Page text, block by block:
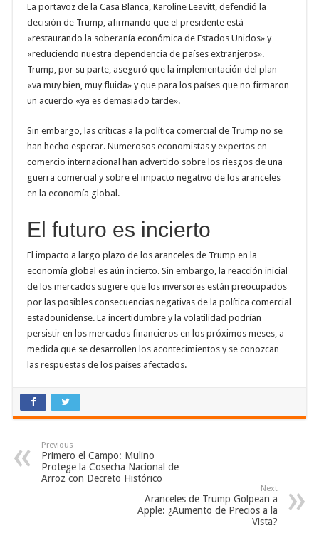
La portavoz de la Casa Blanca, Karoline Leavitt, defendió la
decisión de Trump, afirmando que el presidente está
«restaurando la soberanía económica de Estados Unidos» y
«reduciendo nuestra dependencia de países extranjeros».
Trump, por su parte, aseguró que la implementación del plan
«va muy bien, muy fluida» y que para los países que no firmaron
un acuerdo «ya es demasiado tarde».
Sin embargo, las críticas a la política comercial de Trump no se
han hecho esperar. Numerosos economistas y expertos en
comercio internacional han advertido sobre los riesgos de una
guerra comercial y sobre el impacto negativo de los aranceles
en la economía global.
El futuro es incierto
El impacto a largo plazo de los aranceles de Trump en la
economía global es aún incierto. Sin embargo, la reacción inicial
de los mercados sugiere que los inversores están preocupados
por las posibles consecuencias negativas de la política comercial
estadounidense. La incertidumbre y la volatilidad podrían
persistir en los mercados financieros en los próximos meses, a
medida que se desarrollen los acontecimientos y se conozcan
las respuestas de los países afectados.
Previous
Primero el Campo: Mulino
Protege la Cosecha Nacional de
Arroz con Decreto Histórico
Next
Aranceles de Trump Golpean a
Apple: ¿Aumento de Precios a la
Vista?